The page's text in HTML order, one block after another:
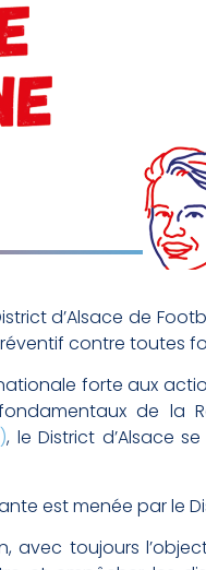
d’Alsace de
contre toutes
forte aux
de la
, le District d’Alsace
est menée par le
avec toujours